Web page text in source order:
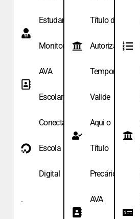
Estudante
Monitor
AVA
Escolar
Conecta
Escola
Digital
.
Título de
Autoriza.
Temporária
Valide
Aqui o
Título
Precário
AVA